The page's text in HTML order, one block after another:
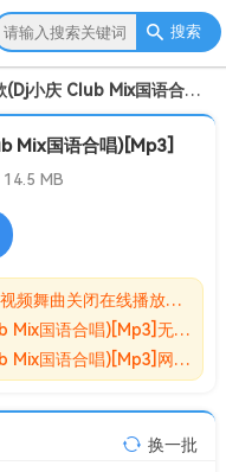
搜索
庆 Club Mix国语合唱)[Mp3]
Mix国语合唱)[Mp3]
14.5 MB
请转存到自己的网盘在进行播放！！！
高安&黑鸭子 - 红尘情歌(Dj小庆 Club Mix国语合唱)[Mp3]无损MP3歌曲免费下载储存于夸克网盘，夸克网盘为阿里旗下，资源转存到自己的网盘可以在线播放与下载。
高安&黑鸭子 - 红尘情歌(Dj小庆 Club Mix国语合唱)[Mp3]网盘下载收集于网络，作品版权为原作者所有。如本站有侵害到您权益的歌曲请来信告知我们，我们会立即删除侵害到您权益的内容。
换一批